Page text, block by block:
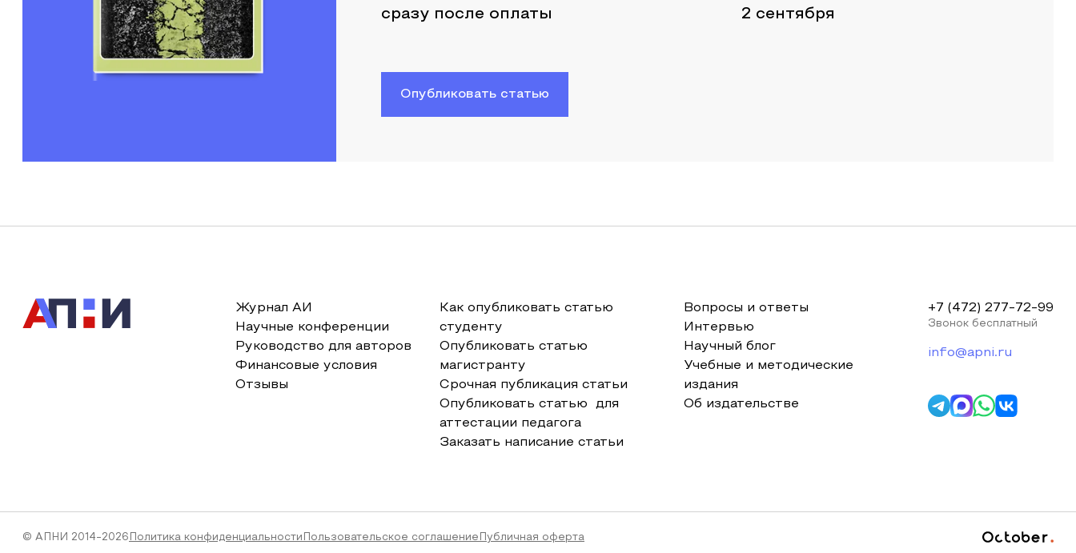
сразу после оплаты 2 сентября
Опубликовать статью
Журнал АИ
Научные конференции
Руководство для авторов
Финансовые условия
Отзывы
Как опубликовать статью
студенту
Опубликовать статью
магистранту
Срочная публикация статьи
Опубликовать статью для
аттестации педагога
Заказать написание статьи
Вопросы и ответы
Интервью
Научный блог
Учебные и методические
издания
Об издательстве
+7 (472) 277-72-99
Звонок бесплатный
info@apni.ru
© АПНИ 2014-2026 Политика конфиденциальности Пользовательское соглашение Публичная оферта